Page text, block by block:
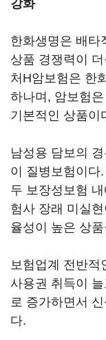
강화
한화생명은 배타
상품 경쟁력이
처H암보험은 한
하나며, 암보험
기본적인 상품이
남성용 담보의
이 질병보험이다
두 보장성보험
험사 장래 미실
율성이 높은 상
보험업계 전반적
사용권 취득이
로 증가하면서
다.